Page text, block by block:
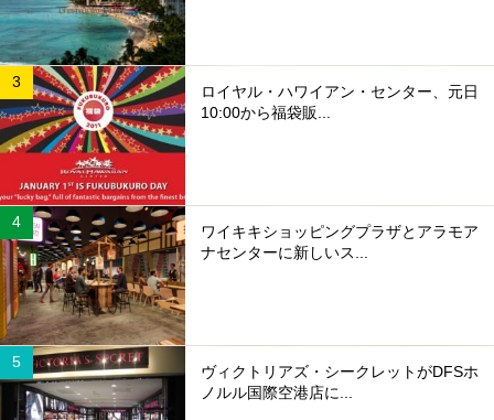
ロイヤル・ハワイアン・センター、元日
10:00から福袋販...
ワイキキショッピングプラザとアラモア
ナセンターに新しいス...
ヴィクトリアズ・シークレットがDFSホ
ノルル国際空港店に...